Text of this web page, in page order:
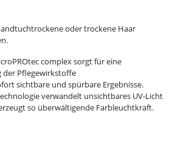
oder trockene Haar
complex sorgt für eine
der Pflegewirkstoffe
sichtbare und spürbare Ergebnisse.
verwandelt unsichtbares UV-Licht
so überwältigende Farbleuchtkraft.